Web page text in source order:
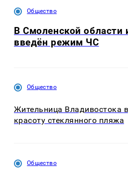
Общество
В Смоленской области
введён режим ЧС
Общество
Жительница Владивостока
красоту стеклянного пляжа
Общество